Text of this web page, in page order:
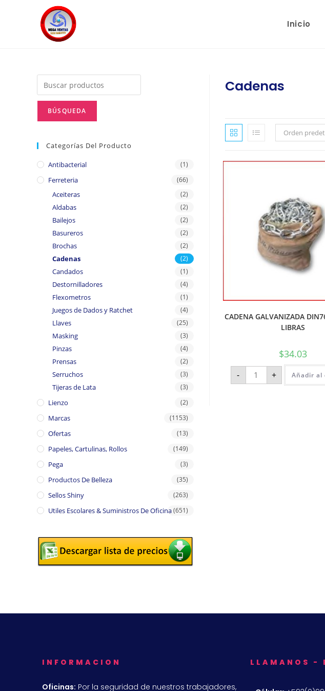
Inicio
Cadenas
Orden
CADENA GALVANIZADA
LIBRAS
$34.03
- + Añadir al
Categorías Del Producto
Antibacterial (1)
Ferreteria (66)
Aceiteras (2)
Aldabas (2)
Bailejos (2)
Basureros (2)
Brochas (2)
Cadenas (2)
Candados (1)
Destornilladores (4)
Flexometros (1)
Juegos de Dados y Ratchet (4)
Llaves (25)
Masking (3)
Pinzas (4)
Prensas (2)
Serruchos (3)
Tijeras de Lata (3)
Lienzo (2)
Marcas (1153)
Ofertas (13)
Papeles, Cartulinas, Rollos (149)
Pega (3)
Productos De Belleza (35)
Sellos Shiny (263)
Utiles Escolares & Suministros De Oficina(651)
INFORMACION
Oficinas: Por la seguridad de nuestros trabajadores,
LLAMANOS -